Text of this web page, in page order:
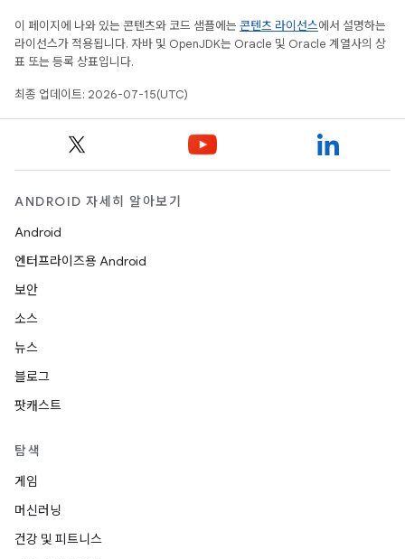
이 페이지에 나와 있는 콘텐츠와 코드 샘플에는 콘텐츠 라이선스에서 설명하는
라이선스가 적용됩니다. 자바 및 OpenJDK는 Oracle 및 Oracle 계열사의 상
표 또는 등록 상표입니다.
최종 업데이트: 2026-07-15(UTC)
ANDROID 자세히 알아보기
Android
엔터프라이즈용 Android
보안
소스
뉴스
블로그
팟캐스트
탐색
게임
머신러닝
건강 및 피트니스